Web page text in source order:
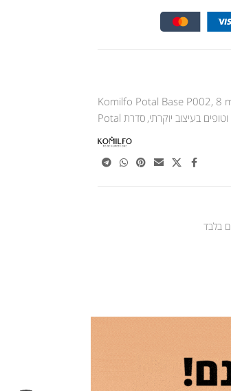
Komilfo Potal Base P002, 8
בעיצוב יוקרתי, סדרת Potal
בלבד